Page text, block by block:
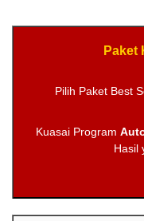
Paket
Pilih Paket Best
Kuasai Program
Hasil